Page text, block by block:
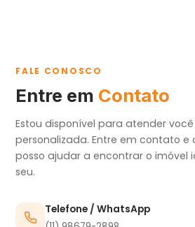
FALE CONOSCO
Entre em Contato
Estou disponível para atender
personalizada. Entre em contato e
posso ajudar a encontrar o imóvel
seu.
Telefone / WhatsApp